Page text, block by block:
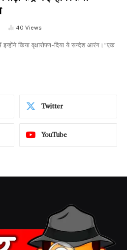
40 Views
किया वृक्षारोपण-दिया ये सन्देश आरंग।“एक
Twitter
YouTube